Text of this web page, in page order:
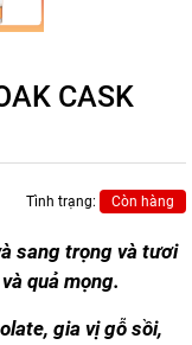
CASK
Tình trạng: Còn hàng
sang trọng và tươi
quả mọng.
gia vị gỗ sồi,